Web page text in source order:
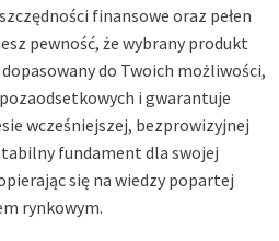
finansowe oraz pełen
pewność, że wybrany produkt
do Twoich możliwości,
i gwarantuje
wcześniejszej, bezprowizyjnej
fundament dla swojej
się na wiedzy popartej
rynkowym.